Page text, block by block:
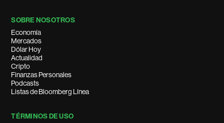
SOBRE NOSOTROS
Economía
Mercados
Dólar Hoy
Actualidad
Cripto
Finanzas Personales
Podcasts
Listas de Bloomberg Línea
TÉRMINOS DE USO